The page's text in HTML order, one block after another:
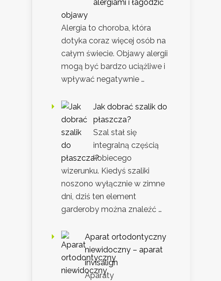
alergiami i łagodzić
objawy
Alergia to choroba, która
dotyka coraz więcej osób na
całym świecie. Objawy alergii
mogą być bardzo uciążliwe i
wpływać negatywnie …
Jak dobrać szalik do
płaszcza?
Szal stał się
integralną częścią
kobiecego
wizerunku. Kiedyś szaliki
noszono wyłącznie w zimne
dni, dziś ten element
garderoby można znaleźć …
Aparat ortodontyczny
niewidoczny – aparat
invisalign
Aparaty